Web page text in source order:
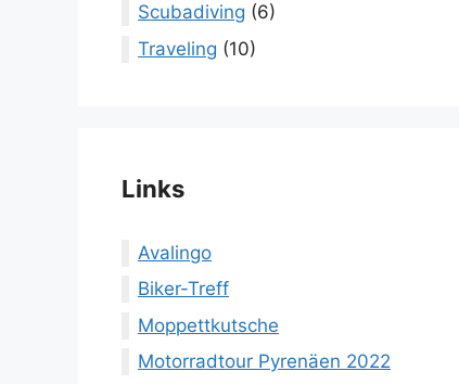
Scubadiving (6)
Traveling (10)
Links
Avalingo
Biker-Treff
Moppettkutsche
Motorradtour Pyrenäen 2022